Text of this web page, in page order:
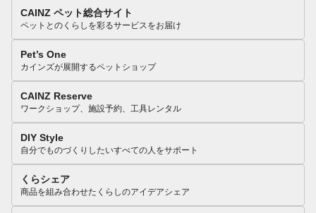
CAINZ ペット総合サイト
ペットとのくらしを彩るサービスをお届け
Pet’s One
カインズが展開するペットショップ
CAINZ Reserve
ワークショップ、施設予約、工具レンタル
DIY Style
自分でものづくりしたいすべての人をサポート
くらシェア
商品を組み合わせたくらしのアイデアシェア